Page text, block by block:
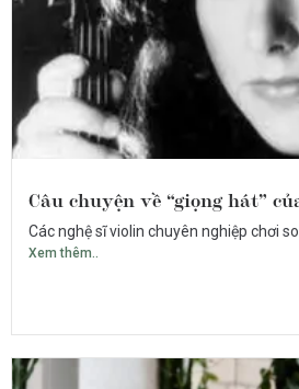
Câu chuyện về “giọng hát”
Các nghệ sĩ violin chuyên nghiệp chơi
Xem thêm..